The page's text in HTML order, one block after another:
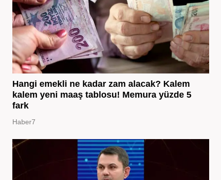
Hangi emekli ne kadar zam alacak? Kalem
kalem yeni maaş tablosu! Memura yüzde 5
fark
Haber7